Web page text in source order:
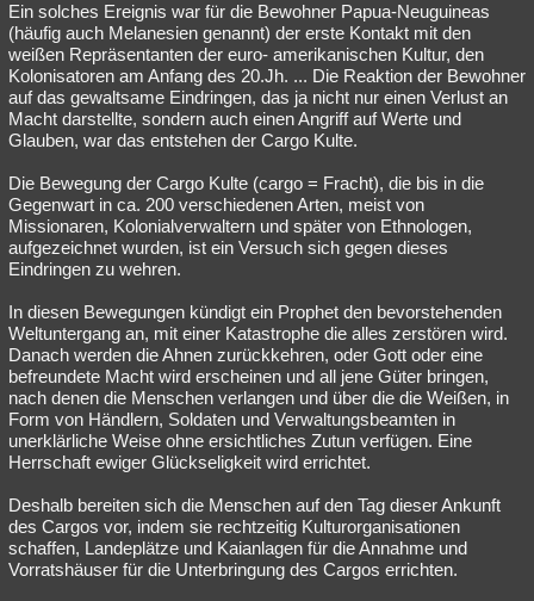
Ein solches Ereignis war für die Bewohner Papua-Neuguineas
(häufig auch Melanesien genannt) der erste Kontakt mit den
weißen Repräsentanten der euro- amerikanischen Kultur, den
Kolonisatoren am Anfang des 20.Jh. ... Die Reaktion der Bewohner
auf das gewaltsame Eindringen, das ja nicht nur einen Verlust an
Macht darstellte, sondern auch einen Angriff auf Werte und
Glauben, war das entstehen der Cargo Kulte.
Die Bewegung der Cargo Kulte (cargo = Fracht), die bis in die
Gegenwart in ca. 200 verschiedenen Arten, meist von
Missionaren, Kolonialverwaltern und später von Ethnologen,
aufgezeichnet wurden, ist ein Versuch sich gegen dieses
Eindringen zu wehren.
In diesen Bewegungen kündigt ein Prophet den bevorstehenden
Weltuntergang an, mit einer Katastrophe die alles zerstören wird.
Danach werden die Ahnen zurückkehren, oder Gott oder eine
befreundete Macht wird erscheinen und all jene Güter bringen,
nach denen die Menschen verlangen und über die die Weißen, in
Form von Händlern, Soldaten und Verwaltungsbeamten in
unerklärliche Weise ohne ersichtliches Zutun verfügen. Eine
Herrschaft ewiger Glückseligkeit wird errichtet.
Deshalb bereiten sich die Menschen auf den Tag dieser Ankunft
des Cargos vor, indem sie rechtzeitig Kulturorganisationen
schaffen, Landeplätze und Kaianlagen für die Annahme und
Vorratshäuser für die Unterbringung des Cargos errichten.